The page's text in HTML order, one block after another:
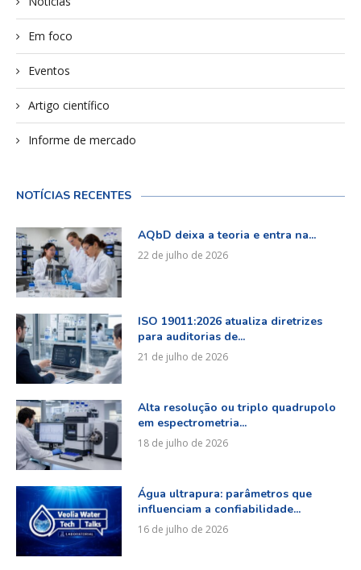
Em foco
Eventos
Artigo científico
Informe de mercado
NOTÍCIAS RECENTES
AQbD deixa a teoria e entra na...
22 de julho de 2026
ISO 19011:2026 atualiza diretrizes
para auditorias de...
21 de julho de 2026
Alta resolução ou triplo quadrupolo
em espectrometria...
18 de julho de 2026
Água ultrapura: parâmetros que
influenciam a confiabilidade...
16 de julho de 2026